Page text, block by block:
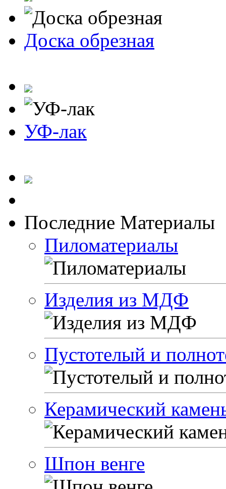
Доска обрезная
УФ-лак
Последние Материалы
Пиломатериалы
Изделия из МДФ
Пустотелый и
Керамический
Шпон венге